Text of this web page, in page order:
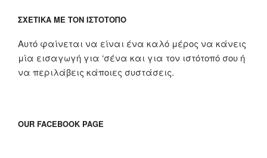
ΣΧΕΤΙΚΆ ΜΕ ΤΟΝ ΙΣΤΌΤΟΠΟ
Αυτό φαίνεται να είναι ένα καλό μέρος να κάνεις
μία εισαγωγή για ‘σένα και για τον ιστότοπό σου ή
να περιλάβεις κάποιες συστάσεις.
OUR FACEBOOK PAGE